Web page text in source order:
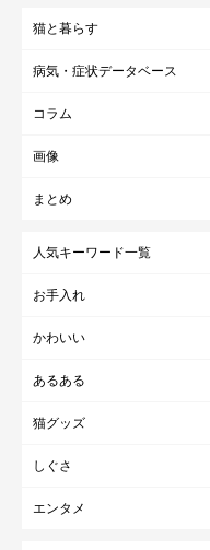
猫と暮らす
病気・症状データベース
コラム
画像
まとめ
人気キーワード一覧
お手入れ
かわいい
あるある
猫グッズ
しぐさ
エンタメ